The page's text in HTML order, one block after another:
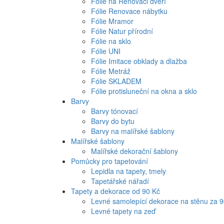
Fólie Renovace nábytku
Fólie Mramor
Fólie Natur přírodní
Fólie na sklo
Fólie UNI
Fólie Imitace obklady a dlažba
Fólie Metráž
Fólie SKLADEM
Fólie protisluneční na okna a sklo
Barvy
Barvy tónovací
Barvy do bytu
Barvy na malířské šablony
Malířské šablony
Malířské dekorační šablony
Pomůcky pro tapetování
Lepidla na tapety, tmely
Tapetářské nářadí
Tapety a dekorace od 90 Kč
Levné samolepící dekorace na stěnu za
Levné tapety na zeď